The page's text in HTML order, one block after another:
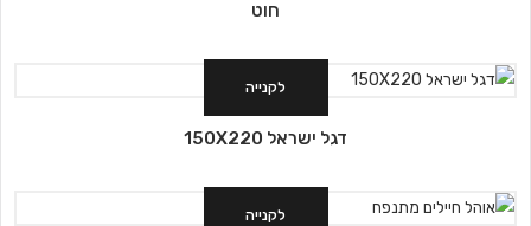
חוט
לקנייה
דגל ישראל 150X220
לקנייה